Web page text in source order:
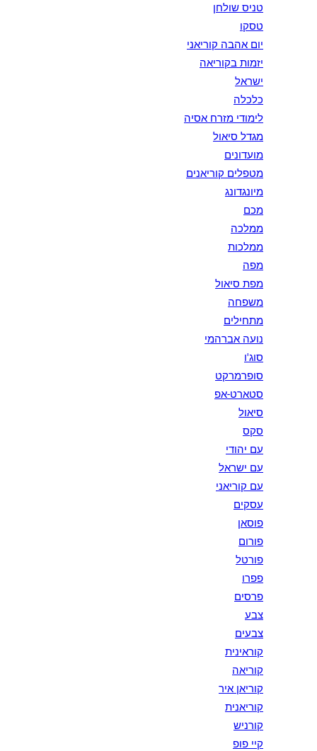
טניס שולחן
טסקו
יום אהבה קוריאני
יזמות בקוריאה
ישראל
כלכלה
לימודי מזרח אסיה
מגדל סיאול
מועדונים
מטפלים קוריאנים
מיונגדונג
מכם
ממלכה
ממלכות
מפה
מפת סיאול
משפחה
מתחילים
נועה אברהמי
סוג'ו
סופרמרקט
סטארט-אפ
סיאול
סקס
עם יהודי
עם ישראל
עם קוריאני
עסקים
פוסאן
פורום
פורטל
פפרו
פרסים
צבע
צבעים
קוראינית
קוריאה
קוריאן איר
קוריאנית
קורניש
קיי פופ